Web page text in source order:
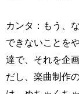
カンタ：もう、
できないことを
達で、それを企
だし、楽曲制作